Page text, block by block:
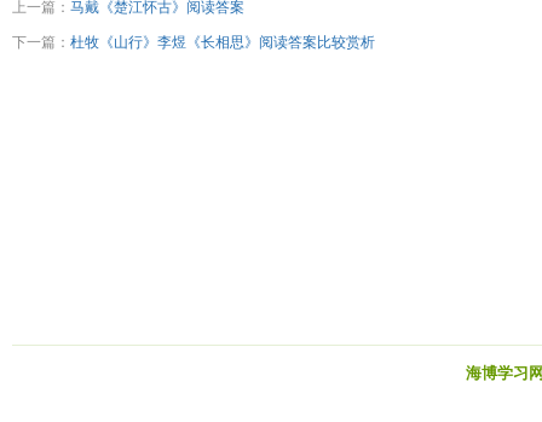
上一篇： 马戴《楚江怀古》阅读答案
下一篇： 杜牧《山行》李煜《长相思》阅读答案比较赏析
海博学习